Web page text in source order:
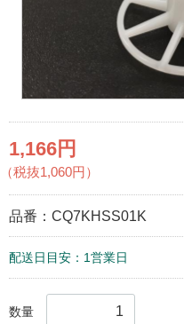
1,166円
（税抜1,060円）
品番： CQ7KHSS01K
配送日目安：1営業日
数量